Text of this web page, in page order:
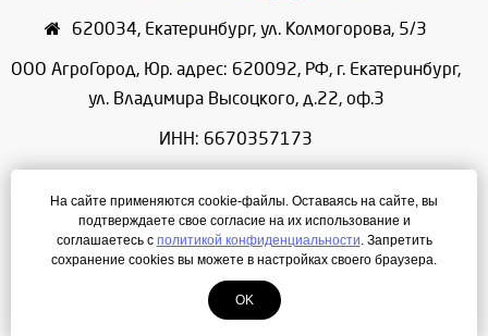
620034, Екатеринбург, ул. Колмогорова, 5/3
ООО АгроГород, Юр. адрес: 620092, РФ, г. Екатеринбург,
ул. Владимира Высоцкого, д.22, оф.3
ИНН: 6670357173
ОГРН: 1156658086166
Режим работы: с 9:00 до 18:00
Создание сайта — ЛегионА
На сайте применяются cookie-файлы. Оставаясь на сайте, вы
подтверждаете свое согласие на их использование и
соглашаетесь с политикой конфиденциальности. Запретить
сохранение cookies вы можете в настройках своего браузера.
OK